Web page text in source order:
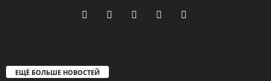
ЕЩЁ БОЛЬШЕ НОВОСТЕЙ